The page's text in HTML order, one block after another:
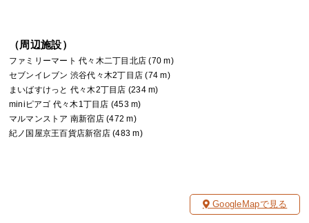
（周辺施設）
ファミリーマート 代々木二丁目北店 (70 m)
セブンイレブン 渋谷代々木2丁目店 (74 m)
まいばすけっと 代々木2丁目店 (234 m)
miniピアゴ 代々木1丁目店 (453 m)
マルマンストア 南新宿店 (472 m)
紀ノ国屋京王百貨店新宿店 (483 m)
GoogleMapで見る